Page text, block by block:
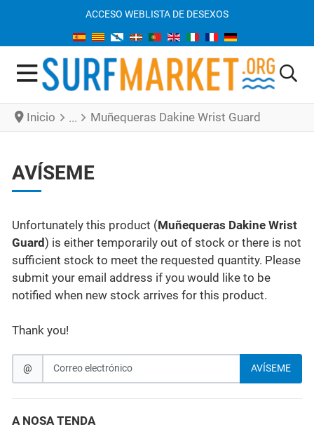
ACCESO WEBLISTA DE DESEXOS
Inicio Muñequeras Dakine Wrist Guard
AVÍSEME
Unfortunately this product (Muñequeras Dakine Wrist
Guard) is either temporarily out of stock or there is not
sufficient stock to meet the requested quantity. Please
submit your email address if you would like to be
notified when new stock arrives for this product.
Thank you!
@ AVÍSEME
A NOSA TENDA